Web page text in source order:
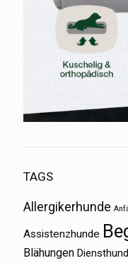
TAGS
Allergikerhunde
Assistenzhunde
Blähungen Diensthund